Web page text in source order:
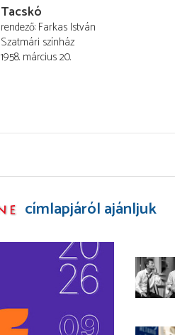
Tacskó
rendező Farkas István
Szatmári színház
1958. március 20.
címlapjáról ajánljuk